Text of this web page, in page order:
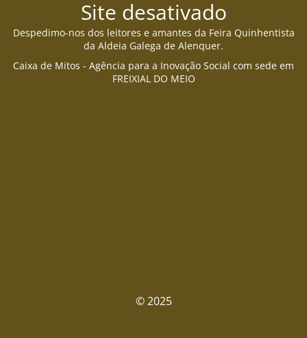
Site desativado
Despedimo-nos dos leitores e amantes da Feira Quinhentista
da Aldeia Galega de Alenquer.
Caixa de Mitos - Agência para a Inovação Social com sede em
FREIXIAL DO MEIO
© 2025